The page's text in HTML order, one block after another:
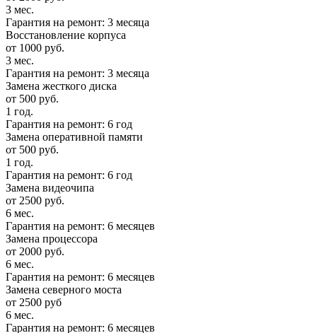
3 мес.
Гарантия на ремонт: 3 месяца
Восстановление корпуса
от 1000 руб.
3 мес.
Гарантия на ремонт: 3 месяца
Замена жесткого диска
от 500 руб.
1 год.
Гарантия на ремонт: 6 год
Замена оперативной памяти
от 500 руб.
1 год.
Гарантия на ремонт: 6 год
Замена видеочипа
от 2500 руб.
6 мес.
Гарантия на ремонт: 6 месяцев
Замена процессора
от 2000 руб.
6 мес.
Гарантия на ремонт: 6 месяцев
Замена северного моста
от 2500 руб
6 мес.
Гарантия на ремонт: 6 месяцев